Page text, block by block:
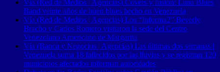
Vía (Red de Medios | Agencias) Covers y fusión: Luna Blues
Band veinte años de buen blues hecho en Venezuela
Vía (Red de Medios | Agencias) Los “Informa2” Beverly
Bracho y Carlos Romero visitaron la sede del Centro
Venezolano Americano de Margarita
Vía (Banca y Negocios | Agencias) Las últimas dos semanas |
Venezuela suma 18 fallecidos por las lluvias y se registran 120
municipios afectados informan autoridades